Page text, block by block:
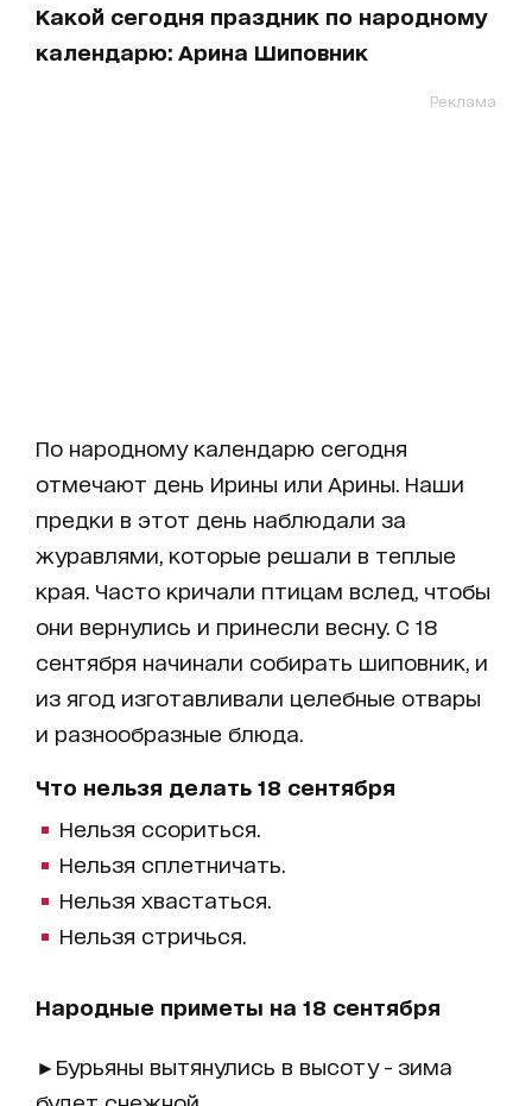
Какой сегодня праздник по народному
календарю: Арина Шиповник
Реклама
По народному календарю сегодня
отмечают день Ирины или Арины. Наши
предки в этот день наблюдали за
журавлями, которые решали в теплые
края. Часто кричали птицам вслед, чтобы
они вернулись и принесли весну. С 18
сентября начинали собирать шиповник, и
из ягод изготавливали целебные отвары
и разнообразные блюда.
Что нельзя делать 18 сентября
Нельзя ссориться.
Нельзя сплетничать.
Нельзя хвастаться.
Нельзя стричься.
Народные приметы на 18 сентября
►Бурьяны вытянулись в высоту - зима
будет снежной.